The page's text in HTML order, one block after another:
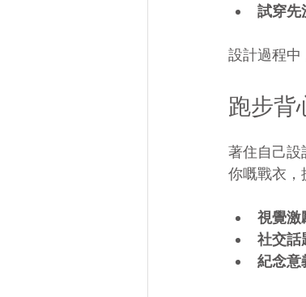
試穿先
設計過程中
跑步背
著住自己設
你嘅戰衣，
視覺激
社交話
紀念意